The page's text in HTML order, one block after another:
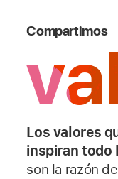
Compartimos
Los valores
inspiran todo
son la razón